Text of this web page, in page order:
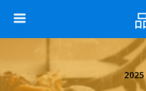
2025